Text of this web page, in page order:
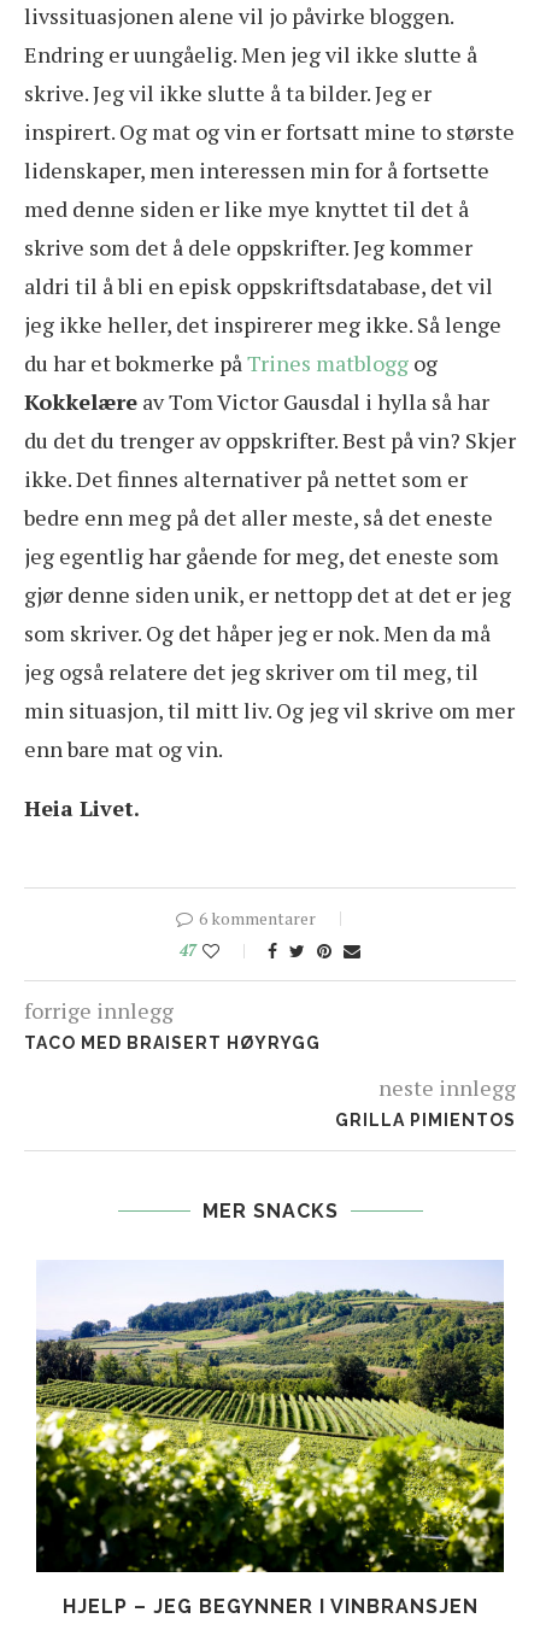
livssituasjonen alene vil jo påvirke bloggen.
Endring er uungåelig. Men jeg vil ikke slutte å
skrive. Jeg vil ikke slutte å ta bilder. Jeg er
inspirert. Og mat og vin er fortsatt mine to største
lidenskaper, men interessen min for å fortsette
med denne siden er like mye knyttet til det å
skrive som det å dele oppskrifter. Jeg kommer
aldri til å bli en episk oppskriftsdatabase, det vil
jeg ikke heller, det inspirerer meg ikke. Så lenge
du har et bokmerke påTrines matblogg og
Kokkelære av Tom Victor Gausdal i hylla så har
du det du trenger av oppskrifter. Best på vin? Skjer
ikke. Det finnes alternativer på nettet som er
bedre enn meg på det aller meste, så det eneste
jeg egentlig har gående for meg, det eneste som
gjør denne siden unik, er nettopp det at det er jeg
som skriver. Og det håper jeg er nok. Men da må
jeg også relatere det jeg skriver om til meg, til
min situasjon, til mitt liv. Og jeg vil skrive om mer
enn bare mat og vin.
Heia Livet.
6 kommentarer
47
forrige innlegg
TACO MED BRAISERT HØYRYGG
neste innlegg
GRILLA PIMIENTOS
MER SNACKS
HJELP – JEG BEGYNNER I VINBRANSJEN